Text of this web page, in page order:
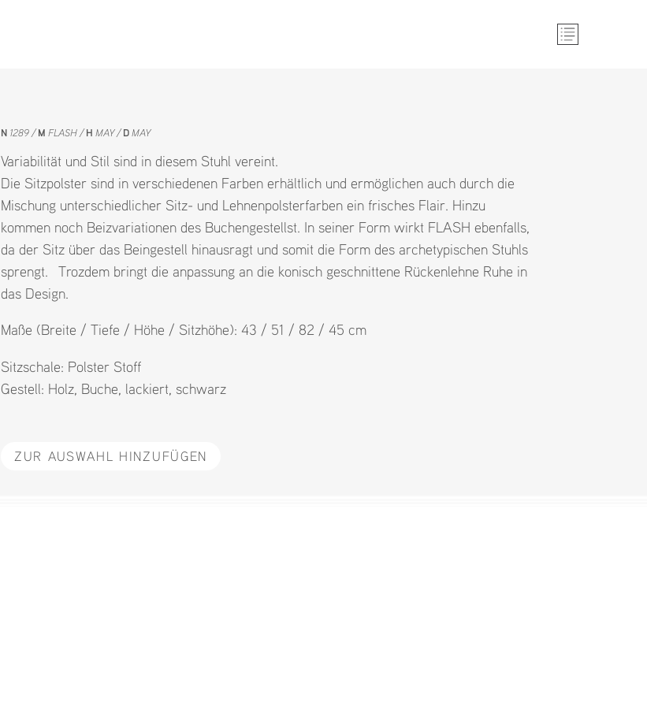
N 1289 M FLASH H MAY DMAY
Variabilität und Stil sind in diesem Stuhl vereint.
Die Sitzpolster sind in verschiedenen Farben erhältlich und ermöglichen auch durch die
Mischung unterschiedlicher Sitz- und Lehnenpolsterfarben ein frisches Flair. Hinzu
kommen noch Beizvariationen des Buchengestellst. In seiner Form wirkt FLASH ebenfalls,
da der Sitz über das Beingestell hinausragt und somit die Form des archetypischen Stuhls
sprengt. Trozdem bringt die anpassung an die konisch geschnittene Rückenlehne Ruhe in
das Design.
Maße (Breite / Tiefe / Höhe / Sitzhöhe): 43 / 51 / 82 / 45 cm
Sitzschale: Polster Stoff
Gestell: Holz Buche lackiert schwarz